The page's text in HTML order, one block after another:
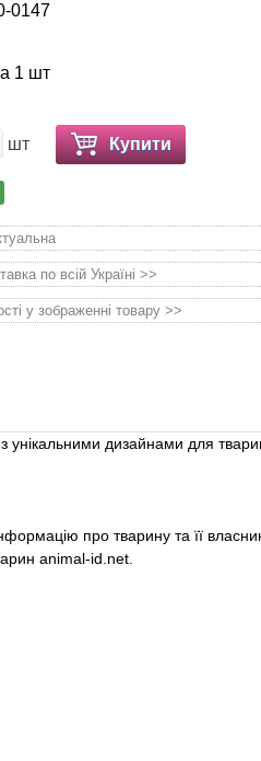
0147
1 шт
шт Купити
по всій Україні >>
у зображенні товару >>
унікальними дизайнами для
про тварину та її
animal-id.net.